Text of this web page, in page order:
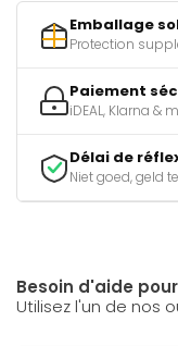
Emballage
Protection
Paiement
iDEAL, Klarna &
Délai de
Niet goed, geld
Besoin d'aide
Utilisez l'un de nos